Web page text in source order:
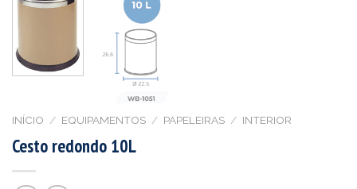
INÍCIO / EQUIPAMENTOS / PAPELEIRAS / INTERIOR
Cesto redondo 10L